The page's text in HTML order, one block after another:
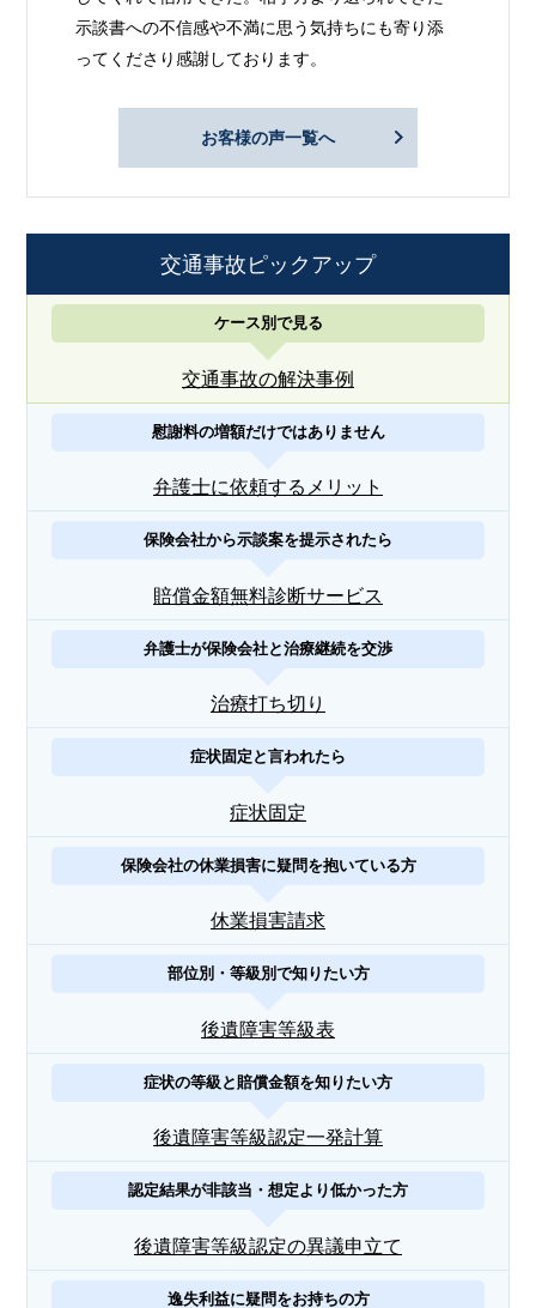
示談書への不信感や不満に思う気持ちにも寄り添
ってくださり感謝しております。
お客様の声一覧へ
交通事故ピックアップ
ケース別で見る
交通事故の解決事例
慰謝料の増額だけではありません
弁護士に依頼するメリット
保険会社から示談案を提示されたら
賠償金額無料診断サービス
弁護士が保険会社と治療継続を交渉
治療打ち切り
症状固定と言われたら
症状固定
保険会社の休業損害に疑問を抱いている方
休業損害請求
部位別・等級別で知りたい方
後遺障害等級表
症状の等級と賠償金額を知りたい方
後遺障害等級認定一発計算
認定結果が非該当・想定より低かった方
後遺障害等級認定の異議申立て
逸失利益に疑問をお持ちの方